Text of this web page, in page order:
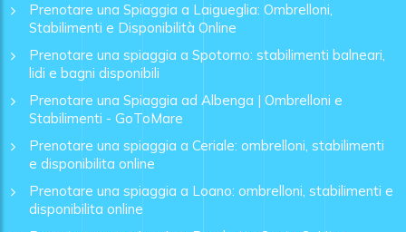
Prenotare una Spiaggia a Laigueglia: Ombrelloni,
Stabilimenti e Disponibilità Online
Prenotare una spiaggia a Spotorno: stabilimenti balneari,
lidi e bagni disponibili
Prenotare una Spiaggia ad Albenga | Ombrelloni e
Stabilimenti - GoToMare
Prenotare una spiaggia a Ceriale: ombrelloni, stabilimenti
e disponibilita online
Prenotare una spiaggia a Loano: ombrelloni, stabilimenti e
disponibilita online